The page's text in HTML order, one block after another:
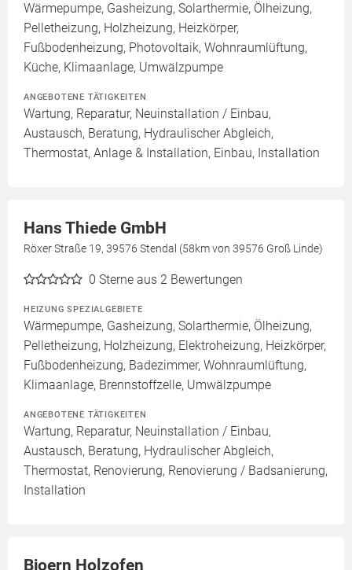
Wärmepumpe, Gasheizung, Solarthermie, Ölheizung,
Pelletheizung, Holzheizung, Heizkörper,
Fußbodenheizung, Photovoltaik, Wohnraumlüftung,
Küche, Klimaanlage, Umwälzpumpe
ANGEBOTENE TÄTIGKEITEN
Wartung, Reparatur, Neuinstallation / Einbau,
Austausch, Beratung, Hydraulischer Abgleich,
Thermostat, Anlage & Installation, Einbau, Installation
Hans Thiede GmbH
Röxer Straße 19, 39576 Stendal (58km von 39576 Groß Linde)
0 Sterne aus 2 Bewertungen
HEIZUNG SPEZIALGEBIETE
Wärmepumpe, Gasheizung, Solarthermie, Ölheizung,
Pelletheizung, Holzheizung, Elektroheizung, Heizkörper,
Fußbodenheizung, Badezimmer, Wohnraumlüftung,
Klimaanlage, Brennstoffzelle, Umwälzpumpe
ANGEBOTENE TÄTIGKEITEN
Wartung, Reparatur, Neuinstallation / Einbau,
Austausch, Beratung, Hydraulischer Abgleich,
Thermostat, Renovierung, Renovierung / Badsanierung,
Installation
Bjoern Holzofen